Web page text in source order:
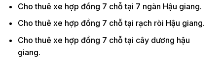
Cho thuê xe hợp đồng 7 chỗ tại 7 ngàn Hậu giang.
Cho thuê xe hợp đồng 7 chỗ tại rạch ròi Hậu giang.
Cho thuê xe hợp đồng 7 chỗ tại cây dương hậu
giang.